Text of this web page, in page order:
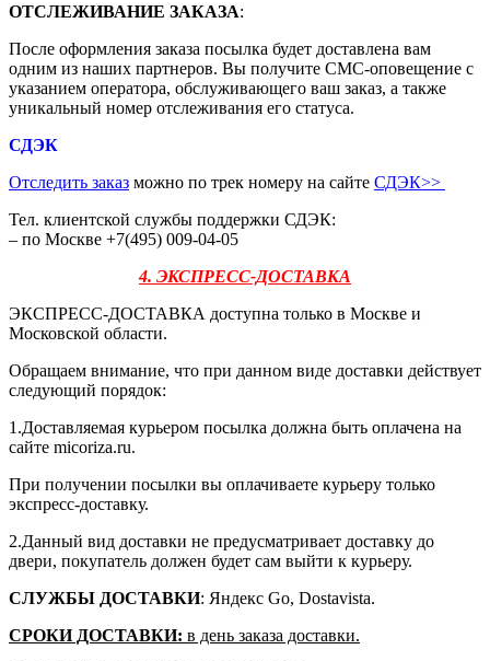
ОТСЛЕЖИВАНИЕ ЗАКАЗА:
После оформления заказа посылка будет доставлена вам
одним из наших партнеров. Вы получите СМС-оповещение с
указанием оператора, обслуживающего ваш заказ, а также
уникальный номер отслеживания его статуса.
СДЭК
Отследить заказ можно по трек номеру на сайте СДЭК>>
Тел. клиентской службы поддержки СДЭК:
– по Москве +7(495) 009-04-05
4. ЭКСПРЕСС-ДОСТАВКА
ЭКСПРЕСС-ДОСТАВКА доступна только в Москве и
Московской области.
Обращаем внимание, что при данном виде доставки действует
следующий порядок:
1.Доставляемая курьером посылка должна быть оплачена на
сайте micoriza.ru.
При получении посылки вы оплачиваете курьеру только
экспресс-доставку.
2.Данный вид доставки не предусматривает доставку до
двери, покупатель должен будет сам выйти к курьеру.
СЛУЖБЫ ДОСТАВКИ: Яндекс Go, Dostavista.
СРОКИ ДОСТАВКИ: в день заказа доставки.